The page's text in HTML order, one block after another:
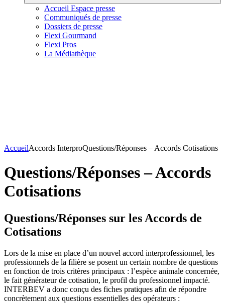
Accueil Espace presse
Communiqués de presse
Dossiers de presse
Flexi Gourmand
Flexi Pros
La Médiathèque
AccueilAccords InterproQuestions/Réponses – Accords Cotisations
Questions/Réponses – Accords
Cotisations
Questions/Réponses sur les Accords de
Cotisations
Lors de la mise en place d’un nouvel accord interprofessionnel, les
professionnels de la filière se posent un certain nombre de questions
en fonction de trois critères principaux : l’espèce animale concernée,
le fait générateur de cotisation, le profil du professionnel impacté.
INTERBEV a donc conçu des fiches pratiques afin de répondre
concrètement aux questions essentielles des opérateurs :